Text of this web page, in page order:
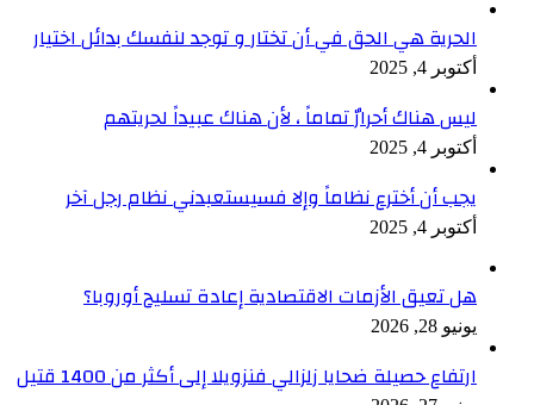
الحرية هي الحق في أن تختار و توجد لنفسك بدائل اختيار
أكتوبر 4, 2025
ليس هناك أحرارٌ تماماً ، لأن هناك عبيداً لحريتهم
أكتوبر 4, 2025
يجب أن أخترع نظاماً وإلا فسيستعبدني نظام رجل آخر
أكتوبر 4, 2025
هل تعيق الأزمات الاقتصادية إعادة تسليح أوروبا؟
يونيو 28, 2026
ارتفاع حصيلة ضحايا زلزالي فنزويلا إلى أكثر من 1400 قتيل